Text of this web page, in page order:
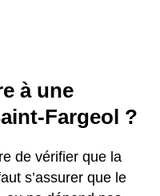
à une
Fargeol ?
de vérifier que la
s’assurer que le